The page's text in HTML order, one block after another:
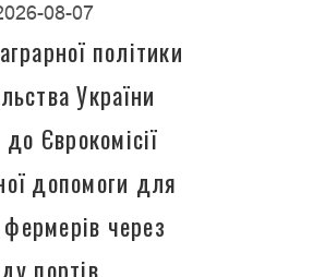
08-07
політики
України
Єврокомісії
допомоги для
через
портів